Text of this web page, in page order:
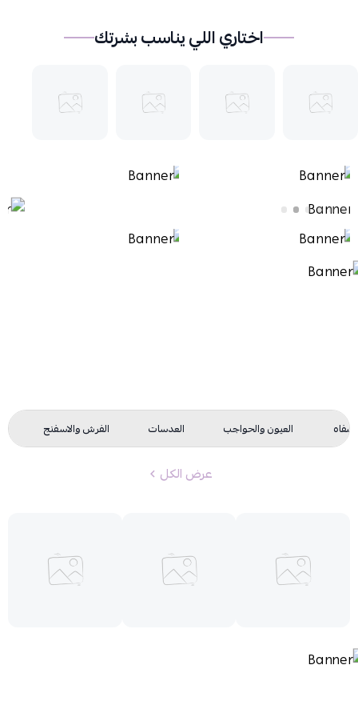
اختاري اللي يناسب بشرتك
العيون والحواجب العدسات الفرش والاسفنج
عرض الكل